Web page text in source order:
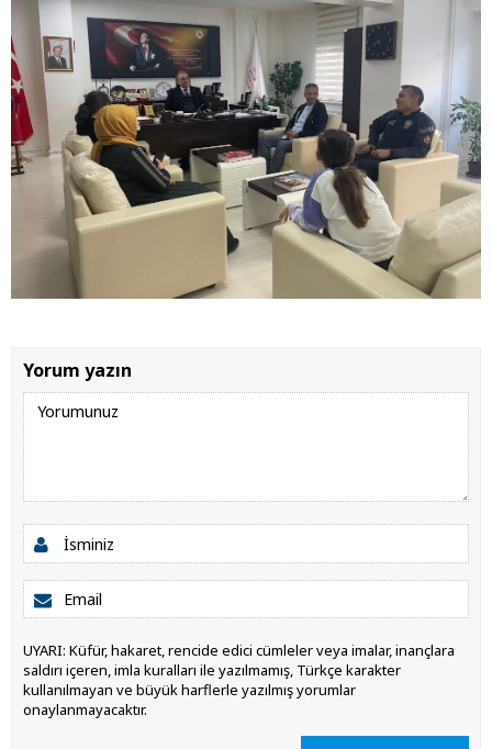
Yorum yazın
UYARI: Küfür, hakaret, rencide edici cümleler veya imalar, inançlara
saldırı içeren, imla kuralları ile yazılmamış, Türkçe karakter
kullanılmayan ve büyük harflerle yazılmış yorumlar
onaylanmayacaktır.